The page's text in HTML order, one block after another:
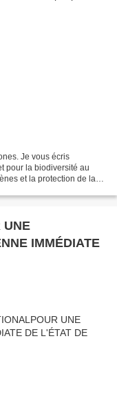
Je vous écris
pour la biodiversité au
et la protection de la
UNE
IMMÉDIATE